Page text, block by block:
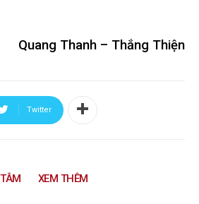
Quang Thanh – Thắng Thiện
Twitter
XEM THÊM